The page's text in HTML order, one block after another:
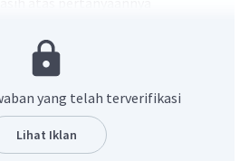
grafik tersebut yaitu :
sumbu y = (0,1)
yang telah terverifikasi
Lihat Iklan